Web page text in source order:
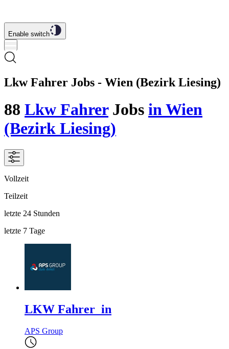
Enable switch
Lkw Fahrer Jobs - Wien (Bezirk Liesing)
88 Lkw FahrerJobs in Wien
(Bezirk Liesing)
Vollzeit
Teilzeit
letzte 24 Stunden
letzte 7 Tage
LKW Fahrer_in
APS Group